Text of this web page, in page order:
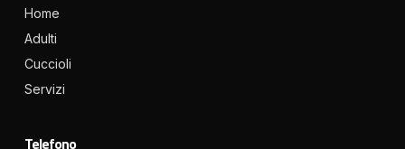
Home
Adulti
Cuccioli
Servizi
Telefono